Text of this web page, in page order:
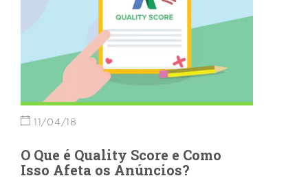
11/04/18
O Que é Quality Score e Como
Isso Afeta os Anúncios?